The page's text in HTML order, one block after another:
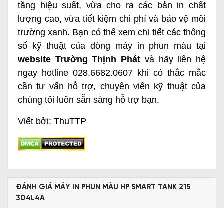
tăng hiệu suất, vừa cho ra các bản in chất
lượng cao, vừa tiết kiệm chi phí và bảo vệ môi
trường xanh. Bạn có thể xem chi tiết các thông
số kỹ thuật của dòng máy in phun màu tại
website Trường Thịnh Phát và hãy liên hệ
ngay hotline 028.6682.0607 khi có thắc mắc
cần tư vấn hỗ trợ, chuyên viên kỹ thuật của
chúng tôi luôn sẵn sàng hỗ trợ bạn.
Viết bởi: ThuTTP
ĐÁNH GIÁ MÁY IN PHUN MÀU HP SMART TANK 215
3D4L4A